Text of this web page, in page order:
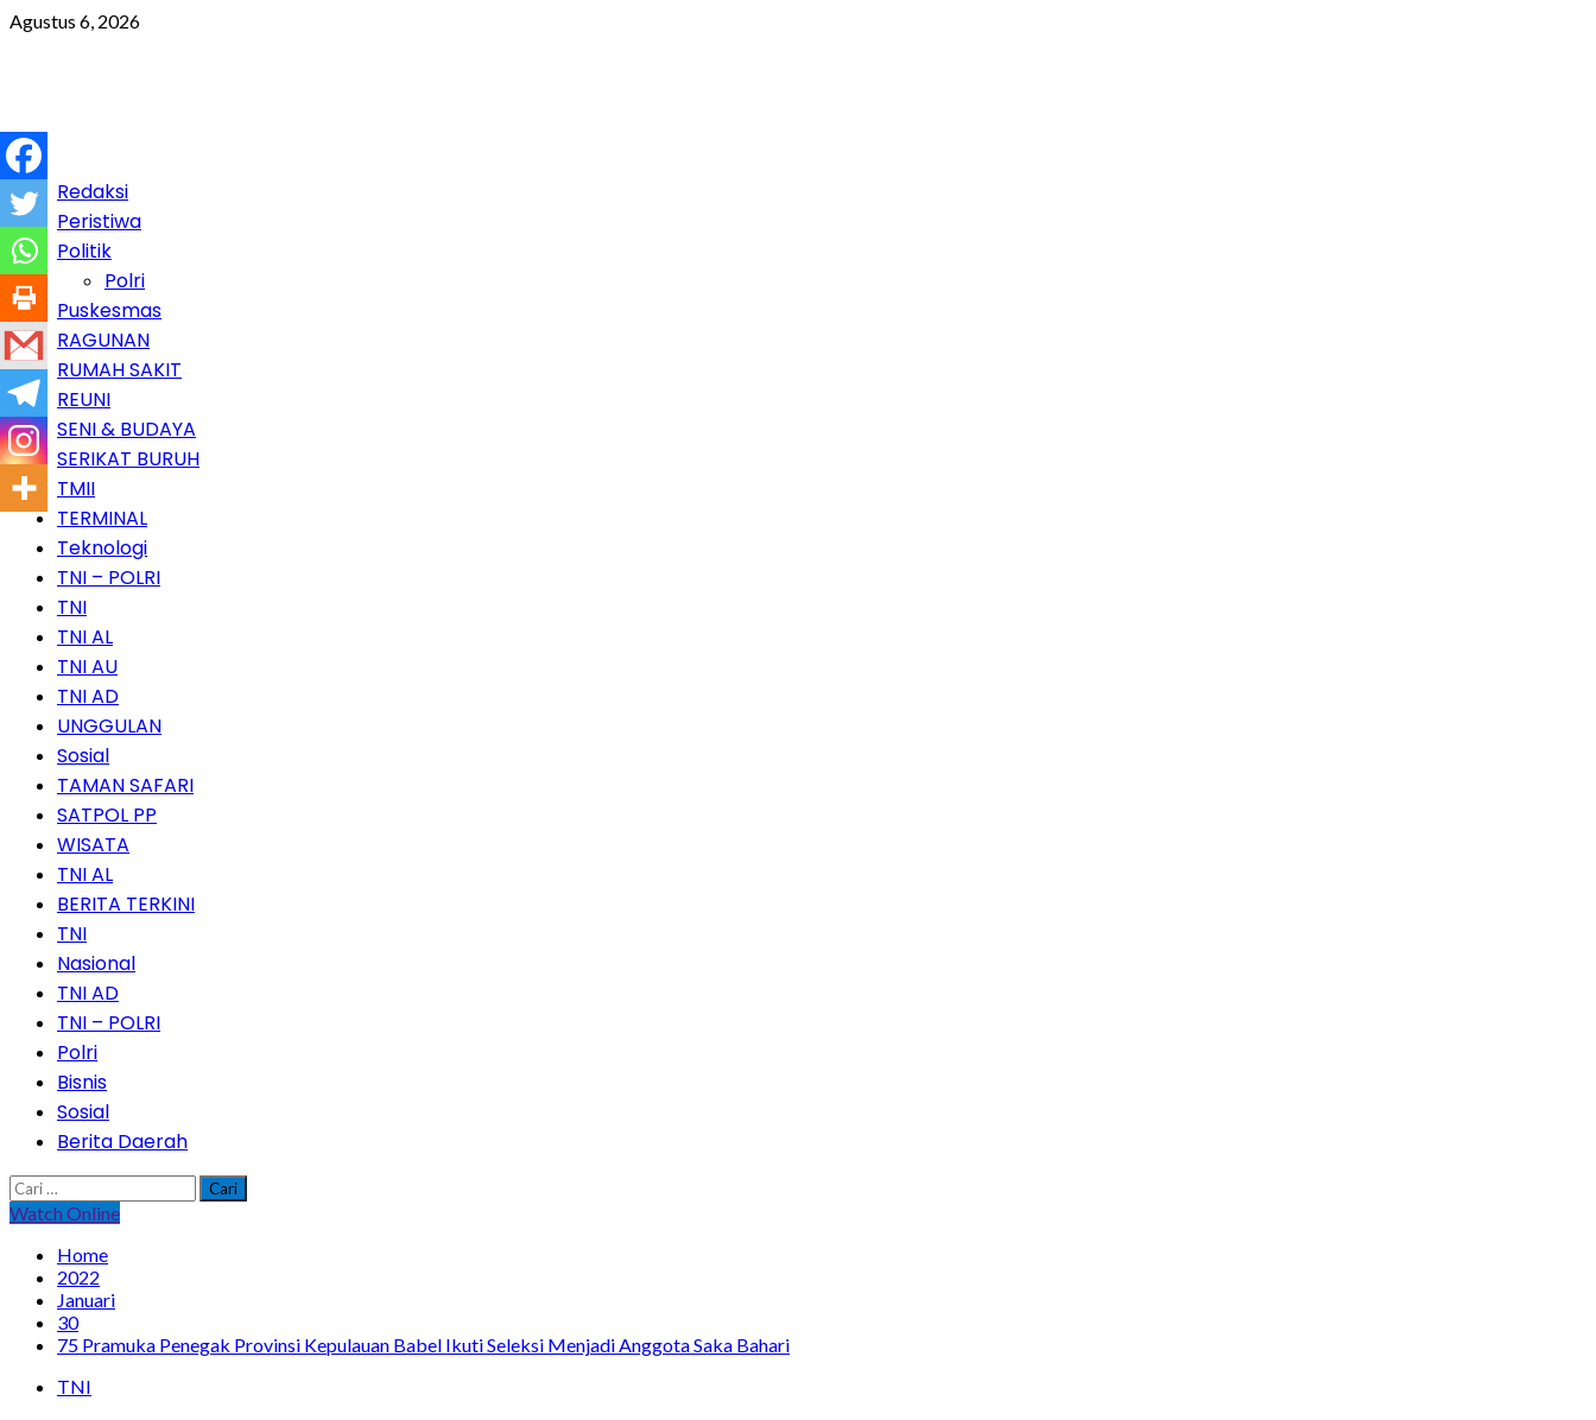
Skip
Agustus 6, 2026
Primary
Menu
Redaksi
Peristiwa
Politik
Polri
Puskesmas
RAGUNAN
RUMAH SAKIT
REUNI
SENI & BUDAYA
SERIKAT BURUH
TMII
TERMINAL
Teknologi
TNI – POLRI
TNI
TNI AL
TNI AU
TNI AD
UNGGULAN
Sosial
TAMAN SAFARI
SATPOL PP
WISATA
TNI AL
BERITA TERKINI
TNI
Nasional
TNI AD
TNI – POLRI
Polri
Bisnis
Sosial
Berita Daerah
Cari
untuk:
Watch Online
Home
2022
Januari
30
75 Pramuka Penegak Provinsi Kepulauan Babel Ikuti Seleksi Menjadi Anggota Saka Bahari
TNI